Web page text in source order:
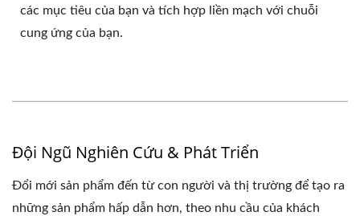
các mục tiêu của bạn và tích hợp liền mạch với chuỗi
cung ứng của bạn.
Đội Ngũ Nghiên Cứu & Phát Triển
Đổi mới sản phẩm đến từ con người và thị trường để tạo ra
những sản phẩm hấp dẫn hơn, theo nhu cầu của khách